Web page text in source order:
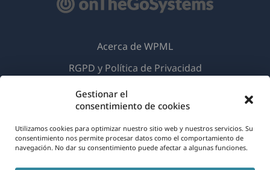
Gestionar el
consentimiento de cookies
Utilizamos cookies para optimizar nuestro sitio web y nuestros servicios. Su
consentimiento nos permite procesar datos como el comportamiento de
navegación. No dar su consentimiento puede afectar a algunas funciones.
© 2026OnTheGoSystems Limited(se
Acerca de WPML
RGPD y Política de Privacidad
Únete a nuestro equipo
abre
una
nueva
(se
abre
en
(se
abre
en
(se
abre
en